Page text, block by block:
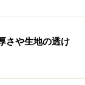
さや生地の透け